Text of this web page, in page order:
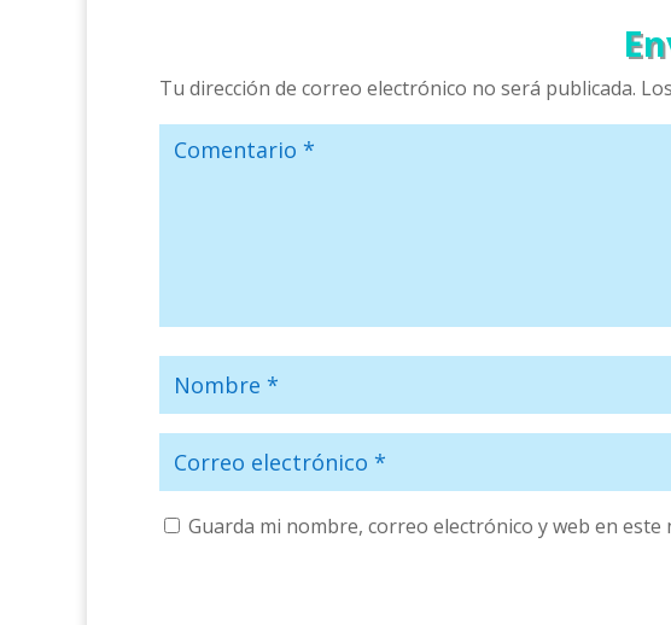
Tu dirección de correo electrónico no será publicada.
Guarda mi nombre, correo electrónico y web en